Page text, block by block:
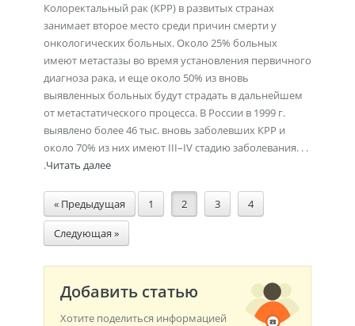
Колоректальный рак (КРР) в развитых странах
занимает второе место среди причин смерти у
онкологических больных. Около 25% больных
имеют метастазы во время установления первичного
диагноза рака, и еще около 50% из вновь
выявленных больных будут страдать в дальнейшем
от метастатического процесса. В России в 1999 г.
выявлено более 46 тыс. вновь заболевших КРР и
около 70% из них имеют III–IV стадию заболевания. . .
.Читать далее
« Предыдущая 1 2 3 4
Следующая »
Добавить статью
Хотите поделиться информацией